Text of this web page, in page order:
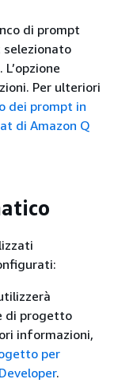
di prompt
selezionato
Per ulteriori
dei prompt in
di Amazon Q
di progetto
informazioni,
per
.